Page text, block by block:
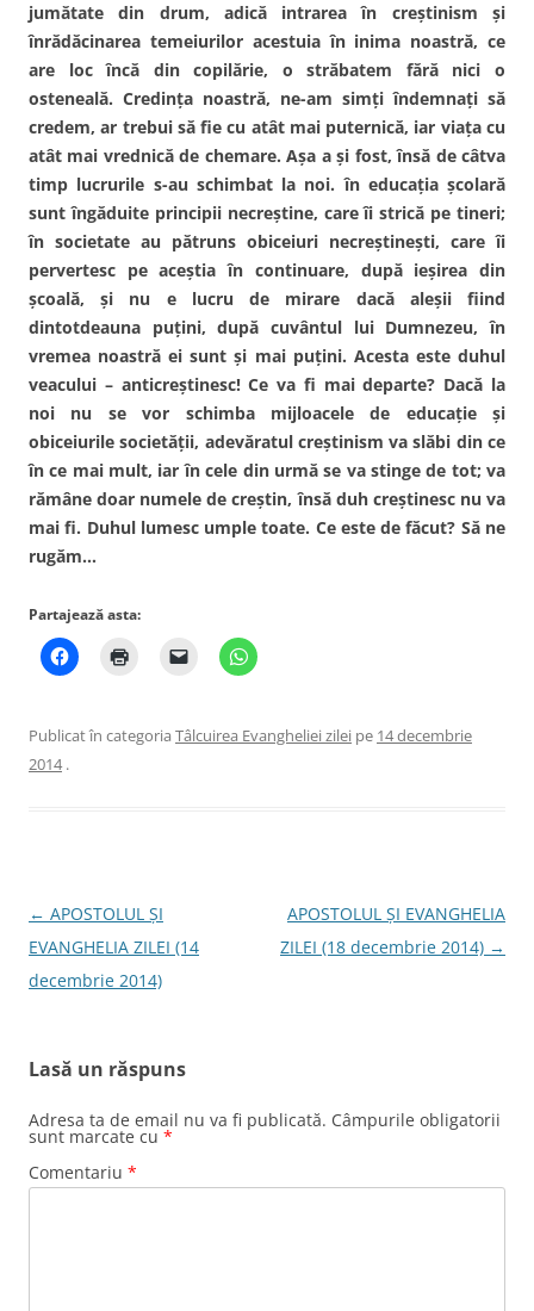
jumătate din drum, adică intrarea în creştinism şi
înrădăcinarea temeiurilor acestuia în inima noastră, ce
are loc încă din copilărie, o străbatem fără nici o
osteneală. Credinţa noastră, ne-am simţi îndemnaţi să
credem, ar trebui să fie cu atât mai puternică, iar viaţa cu
atât mai vrednică de chemare. Aşa a şi fost, însă de câtva
timp lucrurile s-au schimbat la noi. în educaţia şcolară
sunt îngăduite principii necreştine, care îi strică pe tineri;
în societate au pătruns obiceiuri necreştineşti, care îi
pervertesc pe aceştia în continuare, după ieşirea din
şcoală, şi nu e lucru de mirare dacă aleşii fiind
dintotdeauna puţini, după cuvântul lui Dumnezeu, în
vremea noastră ei sunt şi mai puţini. Acesta este duhul
veacului – anticreştinesc! Ce va fi mai departe? Dacă la
noi nu se vor schimba mijloacele de educaţie şi
obiceiurile societăţii, adevăratul creştinism va slăbi din ce
în ce mai mult, iar în cele din urmă se va stinge de tot; va
rămâne doar numele de creştin, însă duh creştinesc nu va
mai fi. Duhul lumesc umple toate. Ce este de făcut? Să ne
rugăm…
Partajează asta:
Publicat în categoria Tâlcuirea Evangheliei zilei pe 14 decembrie
2014 .
Navigare
în
articole
← APOSTOLUL ŞI
EVANGHELIA ZILEI (14
decembrie 2014)
APOSTOLUL ŞI EVANGHELIA
ZILEI (18 decembrie 2014) →
Lasă un răspuns
Adresa ta de email nu va fi publicată. Câmpurile obligatorii
sunt marcate cu *
Comentariu *